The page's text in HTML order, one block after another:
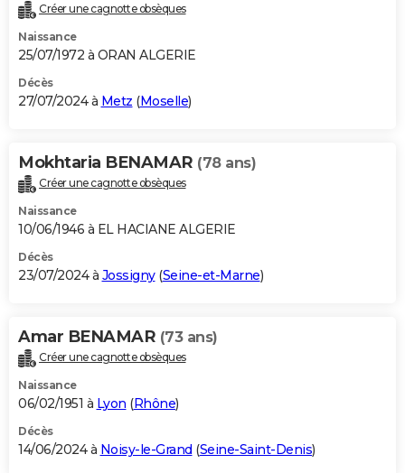
Créer une cagnotte obsèques
Naissance
25/07/1972 à ORAN ALGERIE
Décès
27/07/2024 à Metz (Moselle)
Mokhtaria BENAMAR (78 ans)
Créer une cagnotte obsèques
Naissance
10/06/1946 à EL HACIANE ALGERIE
Décès
23/07/2024 à Jossigny(Seine-et-Marne)
Amar BENAMAR (73 ans)
Créer une cagnotte obsèques
Naissance
06/02/1951 à Lyon (Rhône)
Décès
14/06/2024 à Noisy-le-Grand (Seine-Saint-Denis)